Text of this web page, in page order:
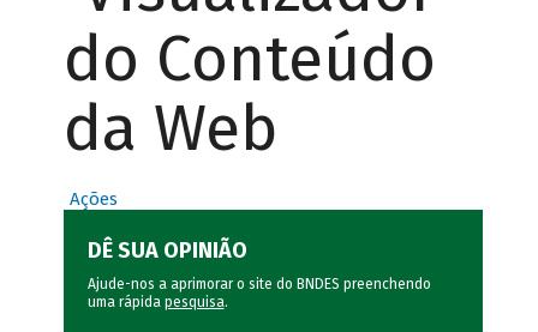
do Conteúdo
da Web
Ações
DÊ SUA OPINIÃO
Ajude-nos a aprimorar o site do BNDES preenchendo
uma rápida pesquisa.